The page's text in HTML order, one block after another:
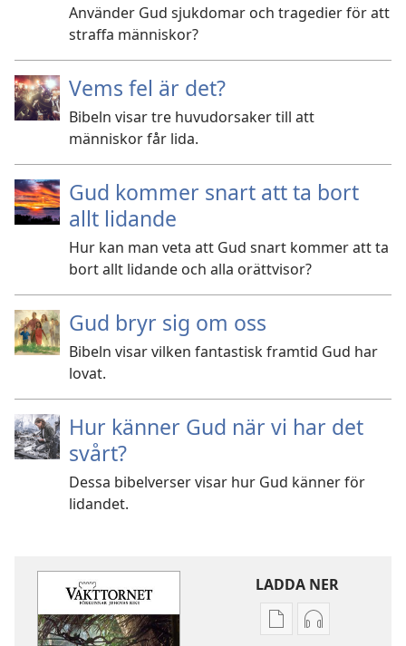
Använder Gud sjukdomar och tragedier för att
straffa människor?
Vems fel är det?
Bibeln visar tre huvudorsaker till att
människor får lida.
Gud kommer snart att ta bort
allt lidande
Hur kan man veta att Gud snart kommer att ta
bort allt lidande och alla orättvisor?
Gud bryr sig om oss
Bibeln visar vilken fantastisk framtid Gud har
lovat.
Hur känner Gud när vi har det
svårt?
Dessa bibelverser visar hur Gud känner för
lidandet.
LADDA NER
Valmöjligheter